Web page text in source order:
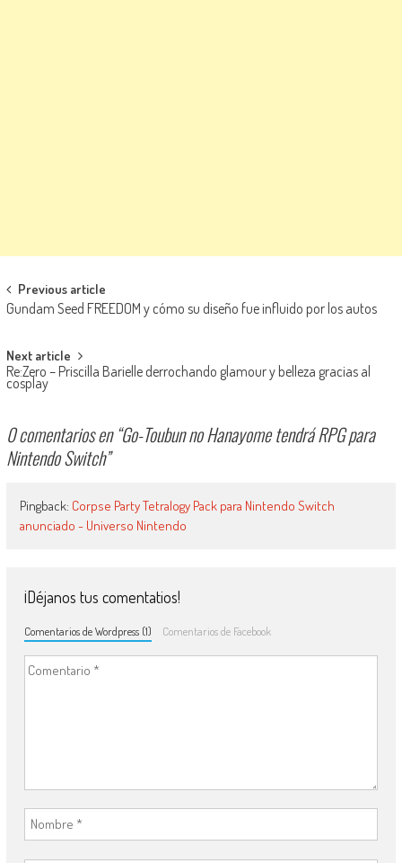
Navegación de entradas
Previous article
Gundam Seed FREEDOM y cómo su diseño fue influido por los autos
Next article
Re:Zero – Priscilla Barielle derrochando glamour y belleza gracias al
cosplay
0 comentarios en “Go-Toubun no Hanayome tendrá RPG para
Nintendo Switch”
Pingback: Corpse Party Tetralogy Pack para Nintendo Switch
anunciado - Universo Nintendo
¡Déjanos tus comentatios!
Comentarios de Wordpress (1) Comentarios de Facebook